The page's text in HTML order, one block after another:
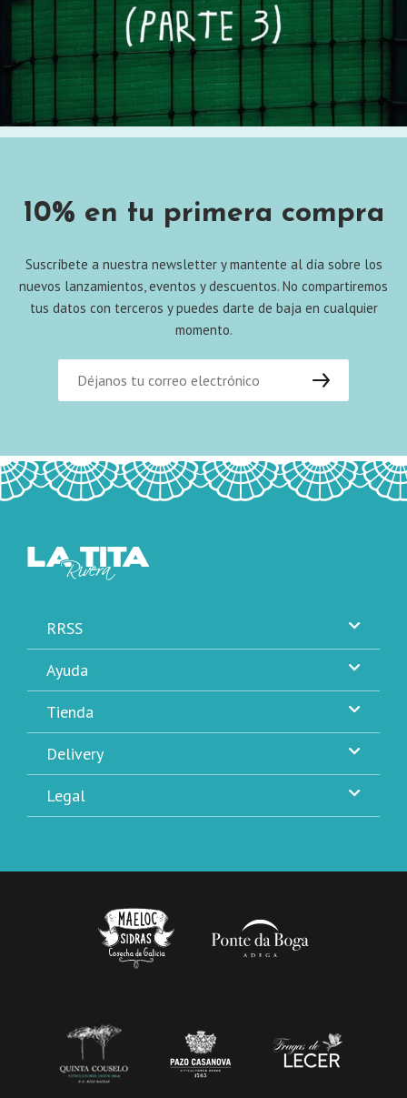
10% en tu primera compra
Suscríbete a nuestra newsletter y mantente al día sobre los
nuevos lanzamientos, eventos y descuentos. No compartiremos
tus datos con terceros y puedes darte de baja en cualquier
momento.
RRSS
Ayuda
Tienda
Delivery
Legal